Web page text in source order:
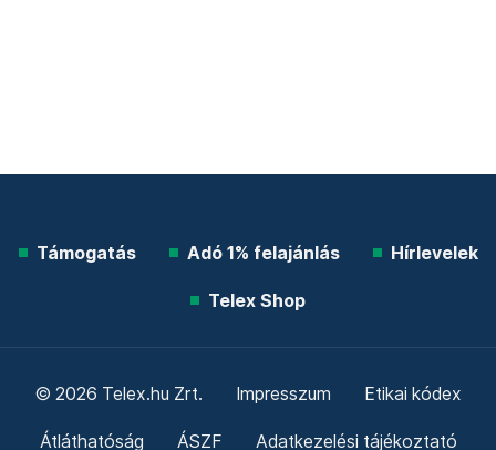
Támogatás Adó 1% felajánlás Hírlevelek
Telex Shop
© 2026 Telex.hu Zrt. Impresszum Etikai kódex
Átláthatóság ÁSZF Adatkezelési tájékoztató